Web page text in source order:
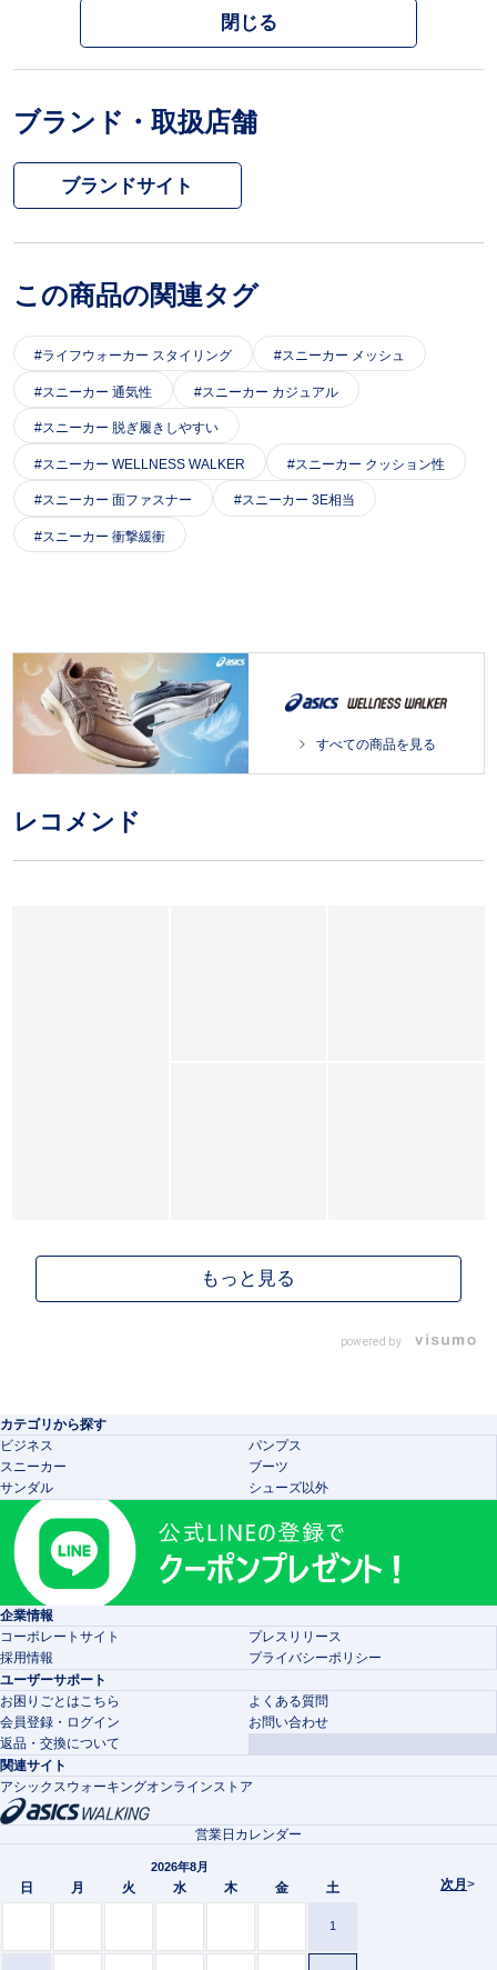
閉じる
ブランド・取扱店舗
ブランドサイト
この商品の関連タグ
ライフウォーカー スタイリング スニーカー メッシュ
スニーカー 通気性 スニーカー カジュアル
スニーカー 脱ぎ履きしやすい
スニーカー WELLNESS WALKER スニーカー クッション性
スニーカー 面ファスナー スニーカー 3E相当
スニーカー 衝撃緩衝
すべての商品を見る
レコメンド
powered by
カテゴリから探す
ビジネス
パンプス
スニーカー
ブーツ
サンダル
シューズ以外
企業情報
コーポレートサイト
プレスリリース
採用情報
プライバシーポリシー
ユーザーサポート
お困りごとはこちら
よくある質問
会員登録・ログイン
お問い合わせ
返品・交換について
関連サイト
アシックスウォーキングオンラインストア
次月 >
営業日カレンダー
2026年8月
日 月 火 水 木 金 土
1